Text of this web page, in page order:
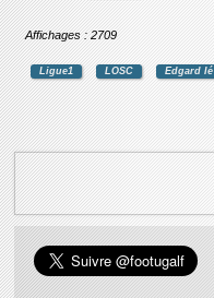
Affichages : 2709
Ligue1 LOSC Edgard Ié